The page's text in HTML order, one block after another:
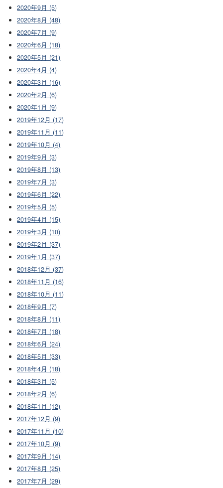
2020年9月 (5)
2020年8月 (48)
2020年7月 (9)
2020年6月 (18)
2020年5月 (21)
2020年4月 (4)
2020年3月 (16)
2020年2月 (6)
2020年1月 (9)
2019年12月 (17)
2019年11月 (11)
2019年10月 (4)
2019年9月 (3)
2019年8月 (13)
2019年7月 (3)
2019年6月 (22)
2019年5月 (5)
2019年4月 (15)
2019年3月 (10)
2019年2月 (37)
2019年1月 (37)
2018年12月 (37)
2018年11月 (16)
2018年10月 (11)
2018年9月 (7)
2018年8月 (11)
2018年7月 (18)
2018年6月 (24)
2018年5月 (33)
2018年4月 (18)
2018年3月 (5)
2018年2月 (6)
2018年1月 (12)
2017年12月 (9)
2017年11月 (10)
2017年10月 (9)
2017年9月 (14)
2017年8月 (25)
2017年7月 (29)